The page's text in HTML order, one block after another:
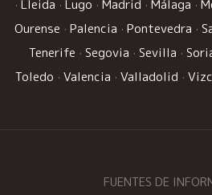
· Lleida · Lugo · Madrid · Málaga ·
Ourense · Palencia · Pontevedra ·
Tenerife · Segovia · Sevilla ·
Toledo · Valencia · Valladolid ·
FUENTES DE